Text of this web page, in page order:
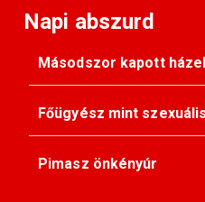
Napi abszurd
Másodszor kapott
Főügyész mint
Pimasz önkényúr